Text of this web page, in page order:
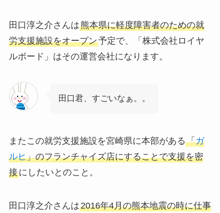
田口淳之介さんは熊本県に軽度障害者のための就
労支援施設をオープン予定で、「株式会社ロイヤ
ルボード」はその運営会社になります。
田口君、すごいなぁ。。
またこの就労支援施設を宮崎県に本部がある「ガ
ルヒ」のフランチャイズ店にすることで支援を密
接にしたいとのこと。
田口淳之介さんは2016年4月の熊本地震の時に仕事